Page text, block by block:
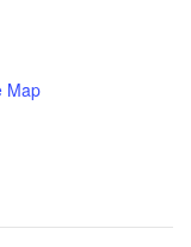
Map